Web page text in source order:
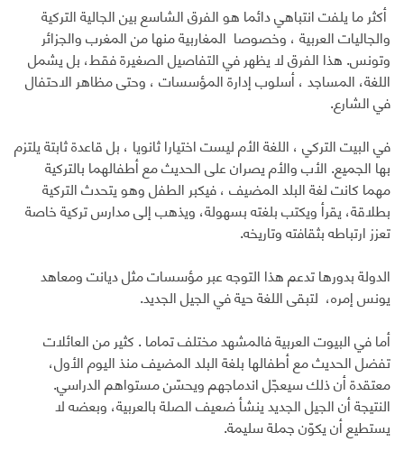
أكثر ما يلفت انتباهي دائما هو الفرق الشاسع بين الجالية التركية
والجاليات العربية ، وخصوصا المغاربية منها من المغرب والجزائر
وتونس. هذا الفرق لا يظهر في التفاصيل الصغيرة فقط، بل يشمل
اللغة، المساجد ، أسلوب إدارة المؤسسات ، وحتى مظاهر الاحتفال
في الشارع.
في البيت التركي ، اللغة الأم ليست اختيارا ثانويا ، بل قاعدة ثابتة يلتزم
بها الجميع. الأب والأم يصران على الحديث مع أطفالهما بالتركية
مهما كانت لغة البلد المضيف ، فيكبر الطفل وهو يتحدث التركية
بطلاقة، يقرأ ويكتب بلغته بسهولة، ويذهب إلى مدارس تركية خاصة
تعزز ارتباطه بثقافته وتاريخه.
الدولة بدورها تدعم هذا التوجه عبر مؤسسات مثل ديانت ومعاهد
يونس إمره، لتبقى اللغة حية في الجيل الجديد.
أما في البيوت العربية فالمشهد مختلف تماما . كثير من العائلات
تفضل الحديث مع أطفالها بلغة البلد المضيف منذ اليوم الأول،
معتقدة أن ذلك سيعجّل اندماجهم ويحسّن مستواهم الدراسي.
النتيجة أن الجيل الجديد ينشأ ضعيف الصلة بالعربية، وبعضه لا
يستطيع أن يكوّن جملة سليمة.